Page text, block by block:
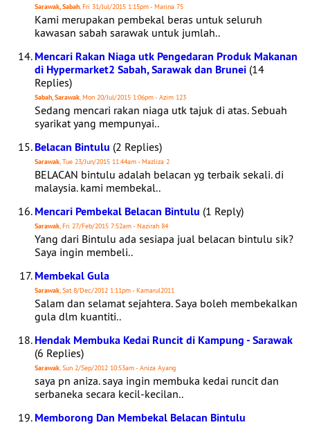
Sarawak, Sabah, Fri 31/Jul/2015 1:15pm - Marina 75
Kami merupakan pembekal beras untuk seluruh
kawasan sabah sarawak untuk jumlah..
Mencari Rakan Niaga utk Pengedaran Produk Makanan
di Hypermarket2 Sabah, Sarawak dan Brunei (14
Replies)
Sabah, Sarawak, Mon 20/Jul/2015 1:06pm - Azim 123
Sedang mencari rakan niaga utk tajuk di atas. Sebuah
syarikat yang mempunyai..
Belacan Bintulu (2 Replies)
Sarawak, Tue 23/Jun/2015 11:44am - Mazliza 2
BELACAN bintulu adalah belacan yg terbaik sekali. di
malaysia. kami membekal..
Mencari Pembekal Belacan Bintulu (1 Reply)
Sarawak, Fri 27/Feb/2015 7:52am - Nazirah 84
Yang dari Bintulu ada sesiapa jual belacan bintulu sik?
Saya ingin membeli..
Membekal Gula
Sarawak, Sat 8/Dec/2012 1:11pm - Kamarul2011
Salam dan selamat sejahtera. Saya boleh membekalkan
gula dlm kuantiti..
Hendak Membuka Kedai Runcit di Kampung - Sarawak
(6 Replies)
Sarawak, Sun 2/Sep/2012 10:53am - Aniza Ayang
saya pn aniza. saya ingin membuka kedai runcit dan
serbaneka secara kecil-kecilan..
Memborong Dan Membekal Belacan Bintulu